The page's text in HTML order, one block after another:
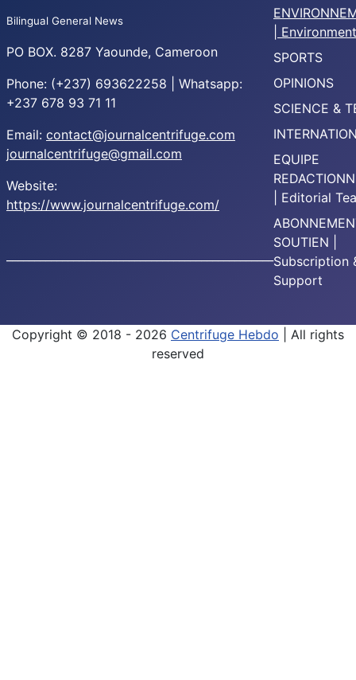
Bilingual General News
PO BOX. 8287 Yaounde, Cameroon
Phone: (+237) 693622258 | Whatsapp:
+237 678 93 71 11
Email: contact@journalcentrifuge.com
journalcentrifuge@gmail.com
Website:
https://www.journalcentrifuge.com/
| Environment
SPORTS
OPINIONS
SCIENCE &
EQUIPE
| Editorial
SOUTIEN |
Subscription
Support
Copyright © 2018 - 2026 Centrifuge Hebdo | All rights
reserved